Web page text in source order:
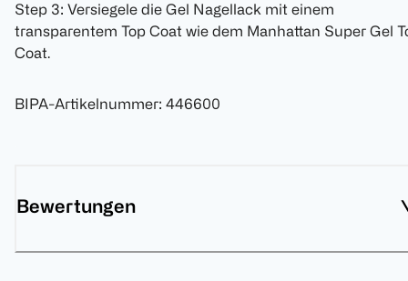
Step 3: Versiegele die Gel Nagellack mit einem
transparentem Top Coat wie dem Manhattan Super Gel
Coat.
BIPA-Artikelnummer: 446600
Bewertungen